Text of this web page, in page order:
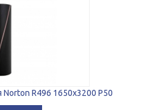
R496 1650x3200 P50